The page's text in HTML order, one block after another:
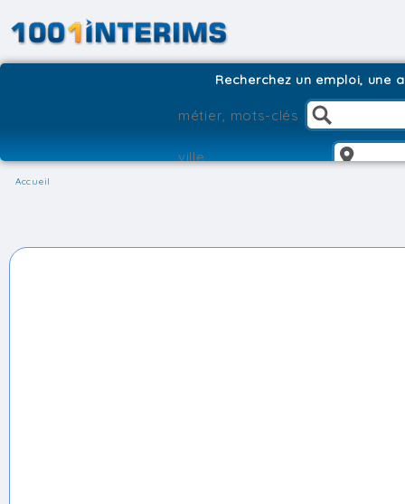
Recherchez un emploi, une
Accueil